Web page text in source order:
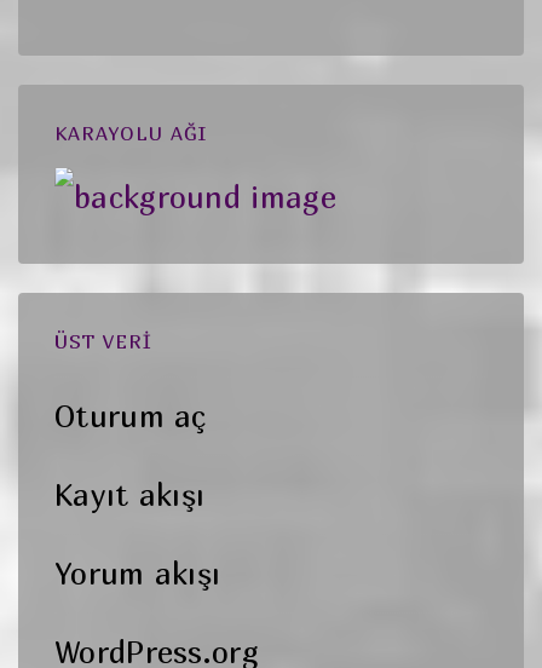
KARAYOLU AĞI
ÜST VERI
Oturum aç
Kayıt akışı
Yorum akışı
WordPress.org